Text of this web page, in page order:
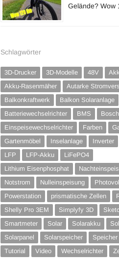
Gelände? Wow
Schlagwörter
3D-Drucker 3D-Modelle 48V
Akku-Rasenmäher
Autarke
Balkonkraftwerk
Balkon Solaranlage
Batteriewechselrichter
BMS
Bosch
Einspeisewechselrichter
Farben
Gartenmöbel
Inselanlage Inverter
LFP
LFP-Akku
LiFePO4
Lithium Eisenphosphat
Notstrom
Nulleinspeisung
Powerstation
prismatische Zellen
Shelly Pro 3EM
Simplyfy 3D
Smartmeter
Solar Solarakku
Solarpanel
Solarspeicher Speicher
Tutorial
Video Wechselrichter